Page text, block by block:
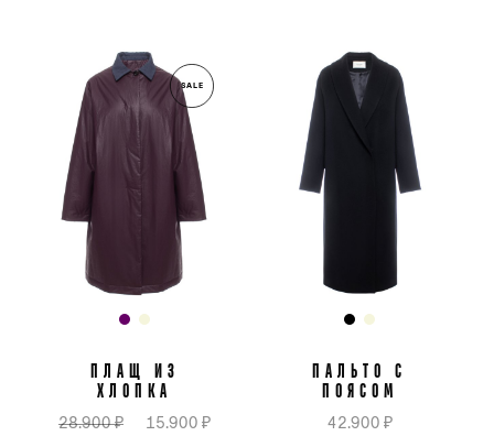
SALE
ПЛАЩ ИЗ
ХЛОПКА
28.900 ₽ 15.900 ₽
ПАЛЬТО С
ПОЯСОМ
42.900 ₽